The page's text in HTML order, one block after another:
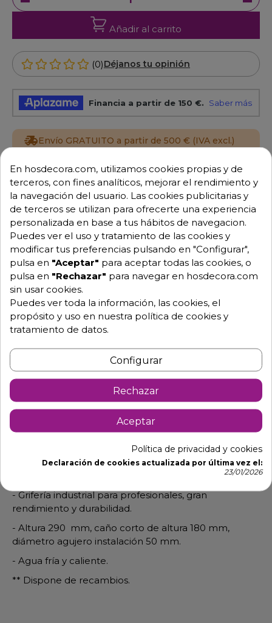
Añadir al carrito
(0)Déjanos tu opinión
Envío GRATUITO a partir de 500 € (IVA excl.)
Equipo de expertos a tu servicio.
Garantía mínima de 1 año.
Pago 100% seguro.
Consulta tus dudas con nosotros.
976 25 59 91
info@hosdecora.com
Hablemos
Pide tu presupuesto
Descripción Detalles de producto
- Grifería industrial para profesionales, gran
rendimiento y durabilidad.
- Altura 290 mm, caño corto de altura 180 mm,
diámetro agujero instalación 50 mm.
- Agua fría y caliente.
** Dispone de recambios.
En hosdecora.com, utilizamos cookies propias y de
terceros, con fines analíticos, mejorar el rendimiento y
la navegación del usuario. Las cookies publicitarias y
de terceros se utilizan para ofrecerte una experiencia
personalizada en base a tus hábitos de navegacion.
Puedes ver el uso y tratamiento de las cookies y
modificar tus preferencias pulsando en "Configurar",
pulsa en "Aceptar" para aceptar todas las cookies, o
pulsa en "Rechazar" para navegar en hosdecora.com
sin usar cookies.
Puedes ver toda la información, las cookies, el
propósito y uso en nuestra política de cookies y
tratamiento de datos.
Configurar
Rechazar
Aceptar
Política de privacidad y cookies
Declaración de cookies actualizada por última vez el:
23/01/2026